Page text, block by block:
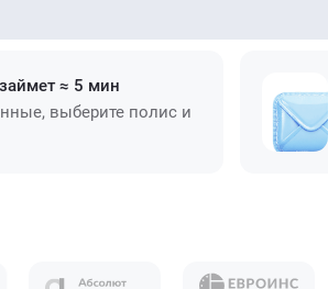
≈ 5 мин
выберите полис и